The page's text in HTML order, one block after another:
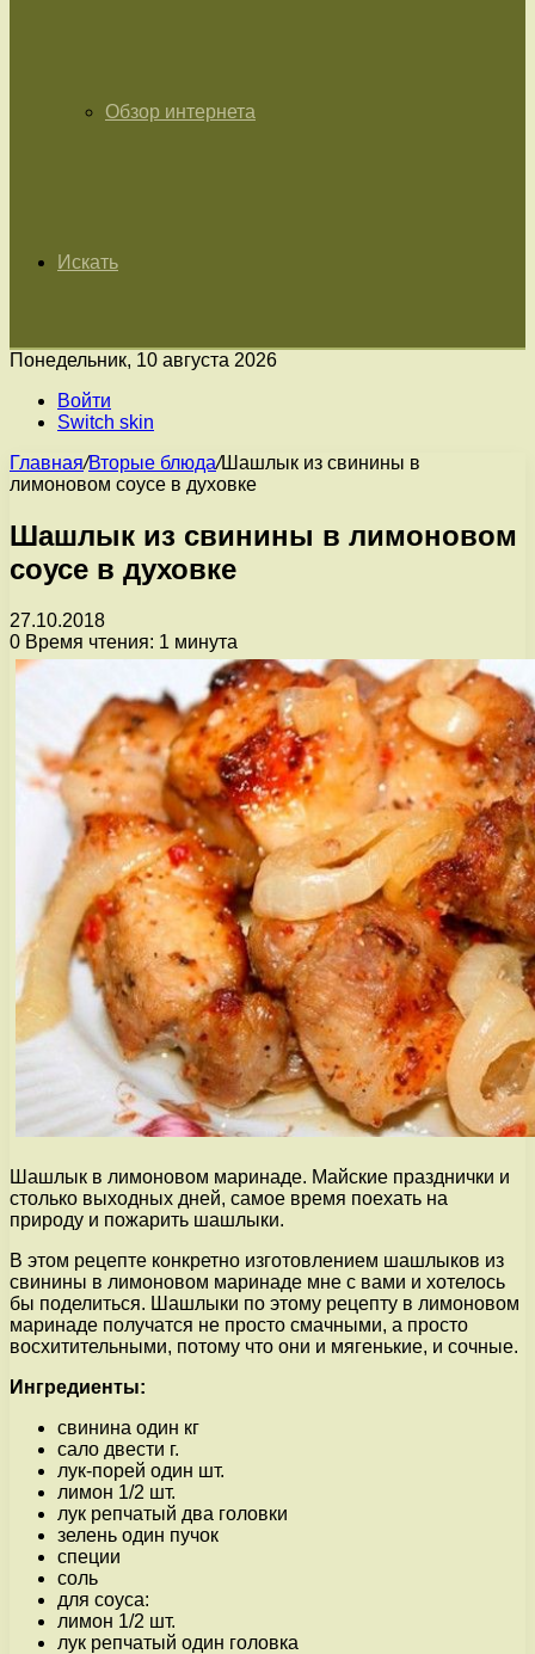
Обзор интернета
Искать
Понедельник, 10 августа 2026
Войти
Switch skin
Главная/Вторые блюда/Шашлык из свинины в
лимоновом соусе в духовке
Шашлык из свинины в лимоновом
соусе в духовке
27.10.2018
0 Время чтения: 1 минута
Шашлык в лимоновом маринаде. Майские празднички и
столько выходных дней, самое время поехать на
природу и пожарить шашлыки.
В этом рецепте конкретно изготовлением шашлыков из
свинины в лимоновом маринаде мне с вами и хотелось
бы поделиться. Шашлыки по этому рецепту в лимоновом
маринаде получатся не просто смачными, а просто
восхитительными, потому что они и мягенькие, и сочные.
Ингредиенты:
свинина один кг
сало двести г.
лук-порей один шт.
лимон 1/2 шт.
лук репчатый два головки
зелень один пучок
специи
соль
для соуса:
лимон 1/2 шт.
лук репчатый один головка